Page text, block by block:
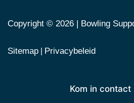
Kom in contact
Copyright © 2026 | Bowling
Sitemap Privacybeleid